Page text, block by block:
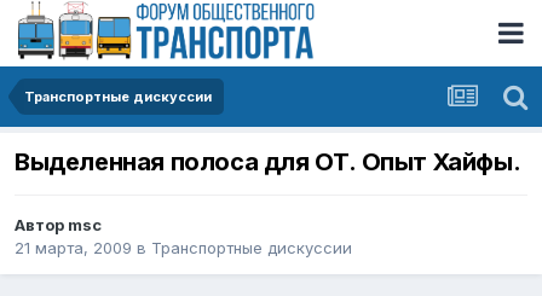
Транспортные дискуссии
Выделенная полоса для ОТ. Опыт Хайфы.
Автор msc
21 марта, 2009 в Транспортные дискуссии